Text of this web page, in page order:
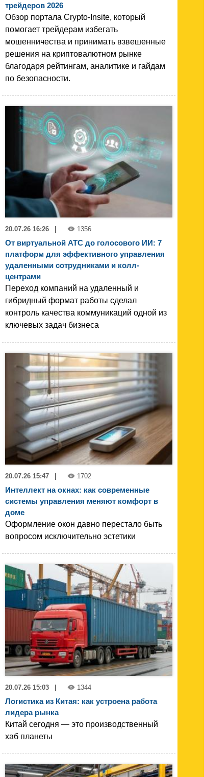
трейдеров 2026
Обзор портала Crypto-Insite, который
помогает трейдерам избегать
мошенничества и принимать взвешенные
решения на криптовалютном рынке
благодаря рейтингам, аналитике и гайдам
по безопасности.
20.07.26 16:26 1356
От виртуальной АТС до голосового ИИ: 7
платформ для эффективного управления
удаленными сотрудниками и колл-
центрами
Переход компаний на удаленный и
гибридный формат работы сделал
контроль качества коммуникаций одной из
ключевых задач бизнеса
20.07.26 15:47 1702
Интеллект на окнах: как современные
системы управления меняют комфорт в
доме
Оформление окон давно перестало быть
вопросом исключительно эстетики
20.07.26 15:03 1344
Логистика из Китая: как устроена работа
лидера рынка
Китай сегодня — это производственный
хаб планеты